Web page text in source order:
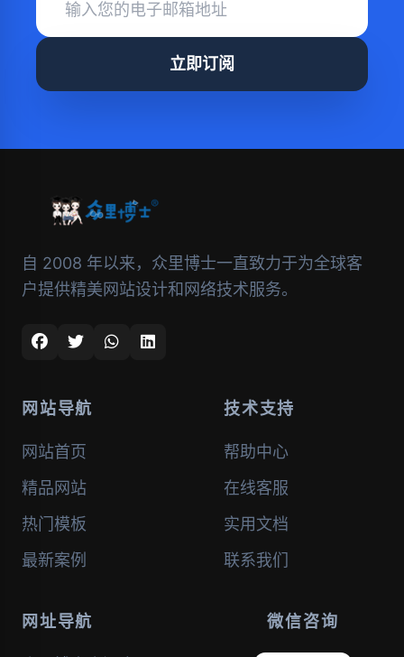
立即订阅
自 2008 年以来，众里博士一直致力于为全球客
户提供精美网站设计和网络技术服务。
网站导航
网站首页
精品网站
热门模板
最新案例
技术支持
帮助中心
在线客服
实用文档
联系我们
网址导航 微信咨询